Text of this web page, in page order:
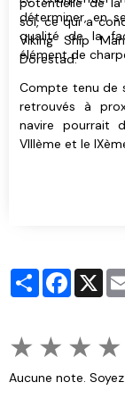
sol, ce qui a
Viking Ship
Dorestad.
déterminer, en
qualité de la
élément de
Compte tenu de
retrouvés à
navire pourrait
VIIIème et le
Partager X
★ ★ ★ ★
Aucune note.